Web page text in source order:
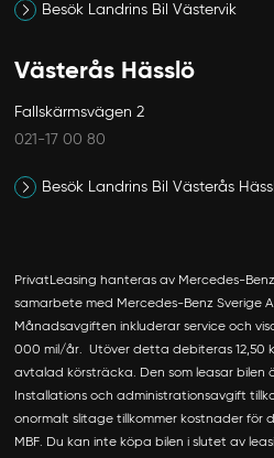
Besök Landrins Bil Västervik
Västerås Hässlö
Fallskärmsvägen 2
021-17 00 80
Besök Landrins Bil Västerås
PrivatLeasing hanteras av Mercedes­-Benz
samarbete med Mercedes-­Benz Sverige
Månadsavgiften inkluderar service och
000 mil/år. Utöver detta debiteras 12,50
avtalad körsträcka. Den som leasar bilen
Installations­ och administrationsavgift
onormalt slitage tillkommer kostnader för
MBF. Du kan inte köpa bilen i slutet av